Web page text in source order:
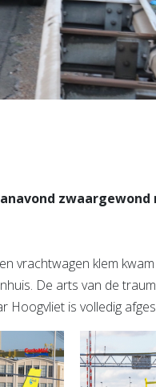
vrachtwagen klem
De arts van de
Hoogvliet is volledig